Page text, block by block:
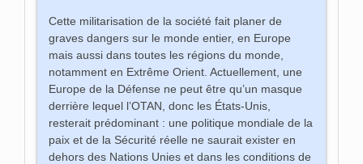
Cette militarisation de la société fait planer de
graves dangers sur le monde entier, en Europe
mais aussi dans toutes les régions du monde,
notamment en Extrême Orient. Actuellement, une
Europe de la Défense ne peut être qu’un masque
derrière lequel l’OTAN, donc les États-Unis,
resterait prédominant : une politique mondiale de la
paix et de la Sécurité réelle ne saurait exister en
dehors des Nations Unies et dans les conditions de